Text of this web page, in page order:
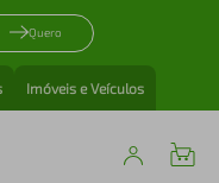
Quero
Imóveis e Veículos